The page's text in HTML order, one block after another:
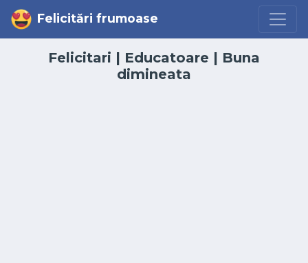
Felicitări frumoase
Felicitari | Educatoare | Buna
dimineata